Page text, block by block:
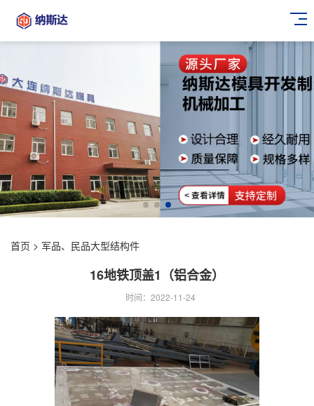
首页 > 军品、民品大型结构件
16地铁顶盖1（铝合金）
时间：2022-11-24